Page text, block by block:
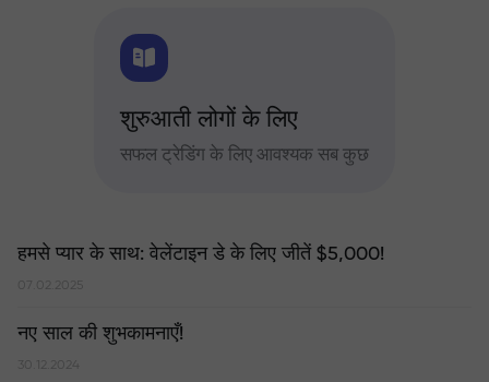
शुरुआती लोगों के लिए
सफल ट्रेडिंग के लिए आवश्यक सब कुछ
हमसे प्यार के साथ: वेलेंटाइन डे के लिए जीतें $5,000!
नए साल की शुभकामनाएँ!
30.12.2024